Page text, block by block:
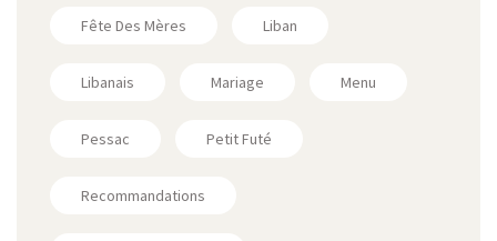
Fête Des Mères Liban
Libanais Mariage Menu
Pessac Petit Futé
Recommandations